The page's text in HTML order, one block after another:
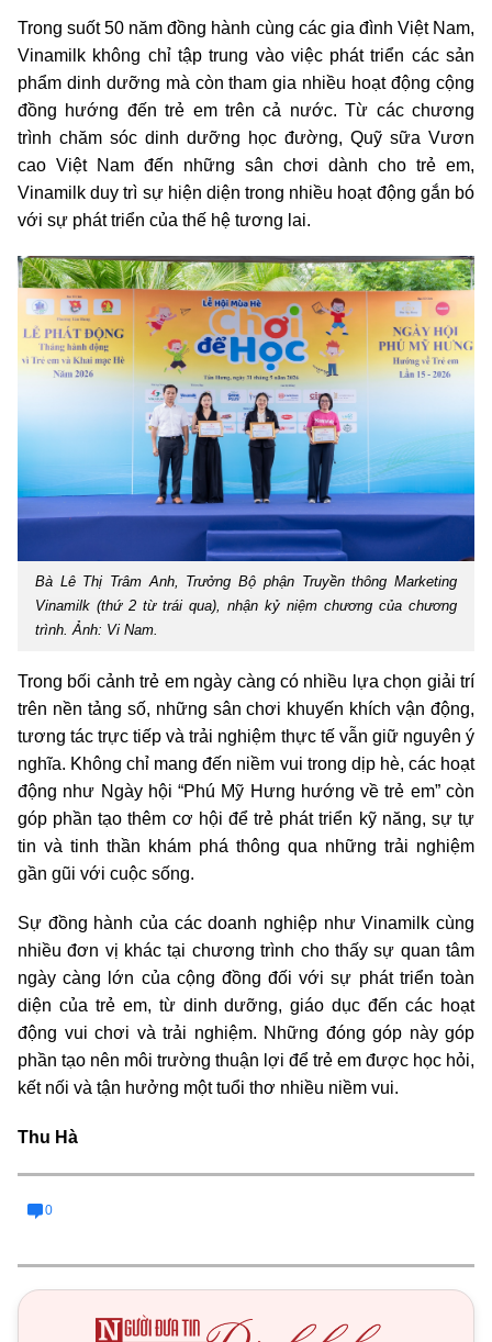
Trong suốt 50 năm đồng hành cùng các gia đình Việt Nam,
Vinamilk không chỉ tập trung vào việc phát triển các sản
phẩm dinh dưỡng mà còn tham gia nhiều hoạt động cộng
đồng hướng đến trẻ em trên cả nước. Từ các chương
trình chăm sóc dinh dưỡng học đường, Quỹ sữa Vươn
cao Việt Nam đến những sân chơi dành cho trẻ em,
Vinamilk duy trì sự hiện diện trong nhiều hoạt động gắn bó
với sự phát triển của thế hệ tương lai.
Bà Lê Thị Trâm Anh, Trưởng Bộ phận Truyền thông Marketing
Vinamilk (thứ 2 từ trái qua), nhận kỷ niệm chương của chương
trình. Ảnh: Vi Nam.
Trong bối cảnh trẻ em ngày càng có nhiều lựa chọn giải trí
trên nền tảng số, những sân chơi khuyến khích vận động,
tương tác trực tiếp và trải nghiệm thực tế vẫn giữ nguyên ý
nghĩa. Không chỉ mang đến niềm vui trong dịp hè, các hoạt
động như Ngày hội “Phú Mỹ Hưng hướng về trẻ em” còn
góp phần tạo thêm cơ hội để trẻ phát triển kỹ năng, sự tự
tin và tinh thần khám phá thông qua những trải nghiệm
gần gũi với cuộc sống.
Sự đồng hành của các doanh nghiệp như Vinamilk cùng
nhiều đơn vị khác tại chương trình cho thấy sự quan tâm
ngày càng lớn của cộng đồng đối với sự phát triển toàn
diện của trẻ em, từ dinh dưỡng, giáo dục đến các hoạt
động vui chơi và trải nghiệm. Những đóng góp này góp
phần tạo nên môi trường thuận lợi để trẻ em được học hỏi,
kết nối và tận hưởng một tuổi thơ nhiều niềm vui.
Thu Hà
0